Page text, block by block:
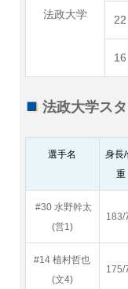
法政大学 22
16
法政大学ス
選手名
身長
重
#30 水野幹太
(営1)
183/
#14 植村哲也
(文4)
175/